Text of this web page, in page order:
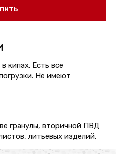
кипах. Есть все
Не имеют
гранулы, вторичной ПВД
литьевых изделий.